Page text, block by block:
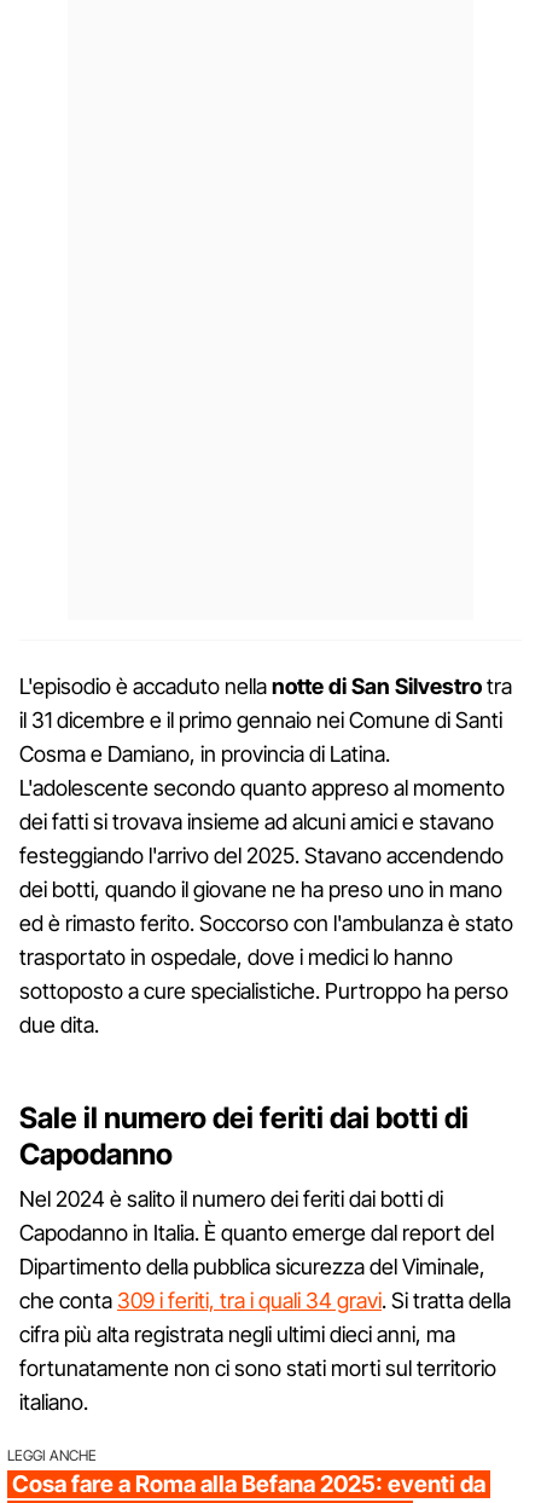
L'episodio è accaduto nellanotte di San Silvestrotra
il 31 dicembre e il primo gennaio nei Comune di Santi
Cosma e Damiano, in provincia di Latina.
L'adolescente secondo quanto appreso al momento
dei fatti si trovava insieme ad alcuni amici e stavano
festeggiando l'arrivo del 2025. Stavano accendendo
dei botti, quando il giovane ne ha preso uno in mano
ed è rimasto ferito. Soccorso con l'ambulanza è stato
trasportato in ospedale, dove i medici lo hanno
sottoposto a cure specialistiche. Purtroppo ha perso
due dita.
Sale il numero dei feriti dai botti di
Capodanno
Nel 2024 è salito il numero dei feriti dai botti di
Capodanno in Italia. È quanto emerge dal report del
Dipartimento della pubblica sicurezza del Viminale,
che conta 309 i feriti, tra i quali 34 gravi. Si tratta della
cifra più alta registrata negli ultimi dieci anni, ma
fortunatamente non ci sono stati morti sul territorio
italiano.
LEGGI ANCHE
Cosa fare a Roma alla Befana 2025: eventi da